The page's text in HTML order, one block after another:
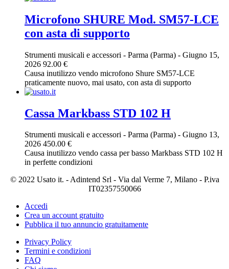
Microfono SHURE Mod. SM57-LCE
con asta di supporto
Strumenti musicali e accessori - Parma (Parma) - Giugno 15,
2026 92.00 €
Causa inutilizzo vendo microfono Shure SM57-LCE
praticamente nuovo, mai usato, con asta di supporto
Cassa Markbass STD 102 H
Strumenti musicali e accessori - Parma (Parma) - Giugno 13,
2026 450.00 €
Causa inutilizzo vendo cassa per basso Markbass STD 102 H
in perfette condizioni
© 2022 Usato it. - Adintend Srl - Via dal Verme 7, Milano - P.iva
IT02357550066
Accedi
Crea un account gratuito
Pubblica il tuo annuncio gratuitamente
Privacy Policy
Termini e condizioni
FAQ